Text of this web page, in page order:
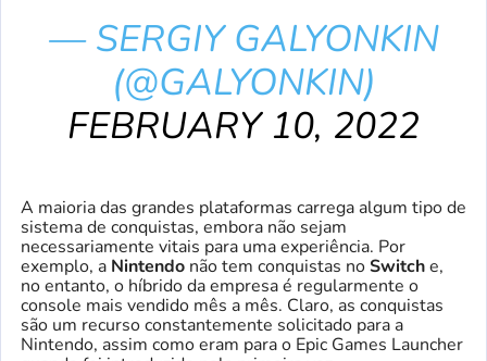
— SERGIY GALYONKIN
(@GALYONKIN)
FEBRUARY 10, 2022
A maioria das grandes plataformas carrega algum tipo de
sistema de conquistas, embora não sejam
necessariamente vitais para uma experiência. Por
exemplo, a Nintendo não tem conquistas noSwitche,
no entanto, o híbrido da empresa é regularmente o
console mais vendido mês a mês. Claro, as conquistas
são um recurso constantemente solicitado para a
Nintendo, assim como eram para o Epic Games Launcher